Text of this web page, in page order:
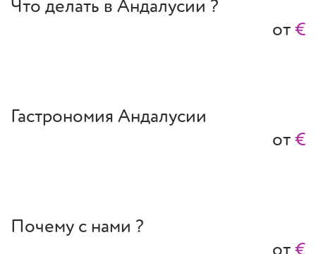
Что делать в Андалусии ?
от€
Гастрономия Андалусии
от€
Почему с нами ?